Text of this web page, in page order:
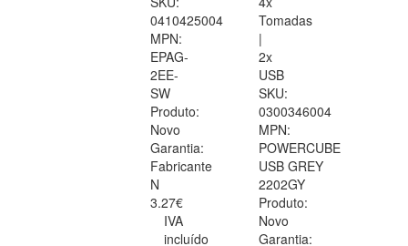
0410425004
MPN:
EPAG-
2EE-
SW
Produto:
Novo
Garantia:
Fabricante
N
3.27€
IVA
incluído
Tomadas
|
2x
USB
SKU:
0300346004
MPN:
POWERCUBE
USB GREY
2202GY
Produto:
Novo
Garantia: